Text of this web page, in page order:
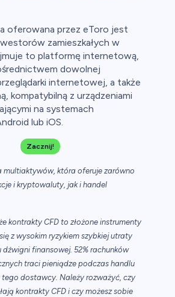
oferowana przez eToro jest
zamieszkałych w
to platformę internetową,
dowolnej
internetowej, a także
kompatybilną z urządzeniami
na systemach
lub iOS.
Zacznij!
multiaktywów, która oferuje zarówno
i kryptowaluty, jak i handel
kontrakty CFD to złożone instrumenty
z wysokim ryzykiem szybkiej utraty
finansowej. 52% rachunków
traci pieniądze podczas handlu
tego dostawcy. Należy rozważyć, czy
kontrakty CFD i czy możesz sobie